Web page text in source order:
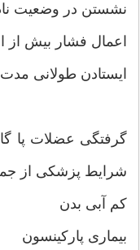
نشستن در وضعیت
اعمال فشار بیش از
ایستادن طولانی
گرفتگی عضلات پا
شرایط پزشکی از
کم آبی بدن
بیماری پارکینسون